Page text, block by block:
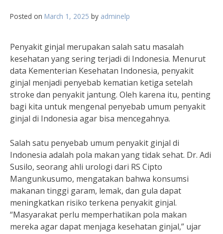
Posted on March 1, 2025 by adminelp
Penyakit ginjal merupakan salah satu masalah
kesehatan yang sering terjadi di Indonesia. Menurut
data Kementerian Kesehatan Indonesia, penyakit
ginjal menjadi penyebab kematian ketiga setelah
stroke dan penyakit jantung. Oleh karena itu, penting
bagi kita untuk mengenal penyebab umum penyakit
ginjal di Indonesia agar bisa mencegahnya.
Salah satu penyebab umum penyakit ginjal di
Indonesia adalah pola makan yang tidak sehat. Dr. Adi
Susilo, seorang ahli urologi dari RS Cipto
Mangunkusumo, mengatakan bahwa konsumsi
makanan tinggi garam, lemak, dan gula dapat
meningkatkan risiko terkena penyakit ginjal.
“Masyarakat perlu memperhatikan pola makan
mereka agar dapat menjaga kesehatan ginjal,” ujar